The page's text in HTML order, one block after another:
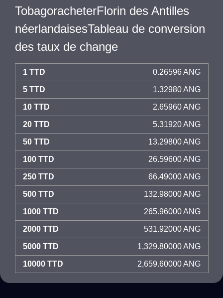
TobagoracheterFlorin des Antilles
néerlandaisesTableau de conversion
des taux de change
1 TTD 0.26596 ANG
5 TTD 1.32980 ANG
10 TTD 2.65960 ANG
20 TTD 5.31920 ANG
50 TTD 13.29800 ANG
100 TTD 26.59600 ANG
250 TTD 66.49000 ANG
500 TTD 132.98000 ANG
1000 TTD 265.96000 ANG
2000 TTD 531.92000 ANG
5000 TTD 1,329.80000 ANG
10000 TTD 2,659.60000 ANG